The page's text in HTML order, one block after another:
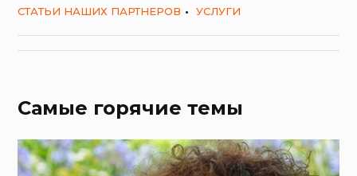
СТАТЬИ НАШИХ ПАРТНЕРОВ
УСЛУГИ
Самые горячие темы